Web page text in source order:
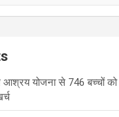
योजना से 746 बच्चों को